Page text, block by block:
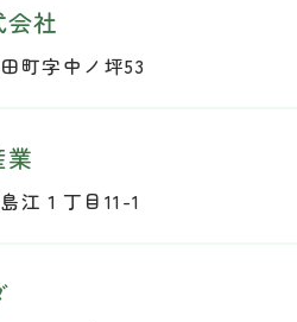
社
町字中ノ坪53
江１丁目11-1